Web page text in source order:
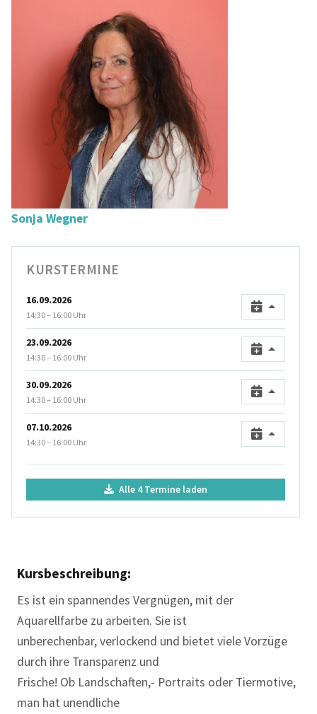
Sonja Wegner
KURSTERMINE
16.09.2026
14:30 – 16:00 Uhr
23.09.2026
14:30 – 16:00 Uhr
30.09.2026
14:30 – 16:00 Uhr
07.10.2026
14:30 – 16:00 Uhr
Alle 4 Termine laden
Kursbeschreibung:
Es ist ein spannendes Vergnügen, mit der
Aquarellfarbe zu arbeiten. Sie ist
unberechenbar, verlockend und bietet viele Vorzüge
durch ihre Transparenz und
Frische! Ob Landschaften,- Portraits oder Tiermotive,
man hat unendliche